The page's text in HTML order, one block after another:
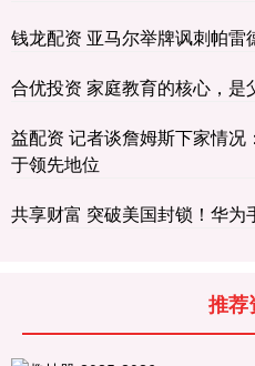
钱龙配资 亚马尔举牌讽刺帕雷
合优投资 家庭教育的核心，是
益配资 记者谈詹姆斯下家情
于领先地位
共享财富 突破美国封锁！华为
推荐